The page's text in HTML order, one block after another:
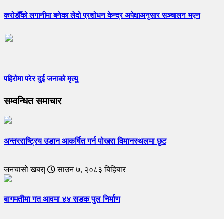
करोडौँको लगानीमा बनेका लेदो प्रशोधन केन्द्र अपेक्षाअनुसार सञ्चालन भएन
पहिरोमा परेर दुई जनाको मृत्यु
सम्वन्धित समाचार
अन्तरराष्ट्रिय उडान आकर्षित गर्न पोखरा विमानस्थलमा छुट
जनचासो खबर| साउन ७, २०८३ बिहिबार
बागमतीमा गत आवमा ४४ सडक पुल निर्माण